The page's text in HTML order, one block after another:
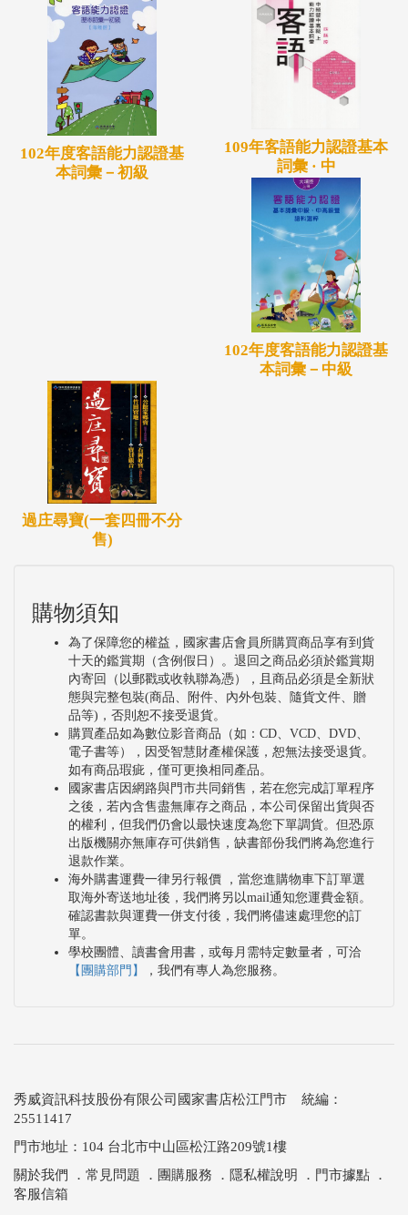
102年度客語能力認證基
本詞彙－初級
109年客語能力認證基本
詞彙 · 中
102年度客語能力認證基
本詞彙－中級
過庄尋寶(一套四冊不分
售)
購物須知
為了保障您的權益，國家書店會員所購買商品享有到貨
十天的鑑賞期（含例假日）。退回之商品必須於鑑賞期
內寄回（以郵戳或收執聯為憑），且商品必須是全新狀
態與完整包裝(商品、附件、內外包裝、隨貨文件、贈
品等)，否則恕不接受退貨。
購買產品如為數位影音商品（如：CD、VCD、DVD、
電子書等），因受智慧財產權保護，恕無法接受退貨。
如有商品瑕疵，僅可更換相同產品。
國家書店因網路與門市共同銷售，若在您完成訂單程序
之後，若內含售盡無庫存之商品，本公司保留出貨與否
的權利，但我們仍會以最快速度為您下單調貨。但恐原
出版機關亦無庫存可供銷售，缺書部份我們將為您進行
退款作業。
海外購書運費一律另行報價 ，當您進購物車下訂單選
取海外寄送地址後，我們將另以mail通知您運費金額。
確認書款與運費一併支付後，我們將儘速處理您的訂
單。
學校團體、讀書會用書，或每月需特定數量者，可洽
【團購部門】
，我們有專人為您服務。
秀威資訊科技股份有限公司國家書店松江門市 統編：
25511417
門市地址：104 台北市中山區松江路209號1樓
關於我們
． 常見問題 ． 團購服務 ． 隱私權說明 ． 門市據點 ．
客服信箱